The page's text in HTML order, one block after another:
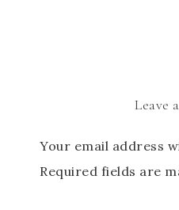
Leave
Your email address
Required fields are